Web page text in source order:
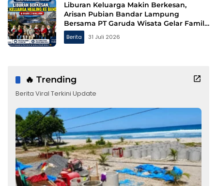
Liburan Keluarga Makin Berkesan,
Arisan Pubian Bandar Lampung
Bersama PT Garuda Wisata Gelar Family
Gathering ke Bandung
Berita 31 Juli 2026
🔥 Trending
Berita Viral Terkini Update